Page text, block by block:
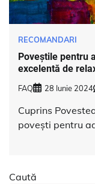
RECOMANDARI
Poveștile pentru
excelentă de
FAQ 28 Iunie 2024
Cuprins
povești pentru
Caută